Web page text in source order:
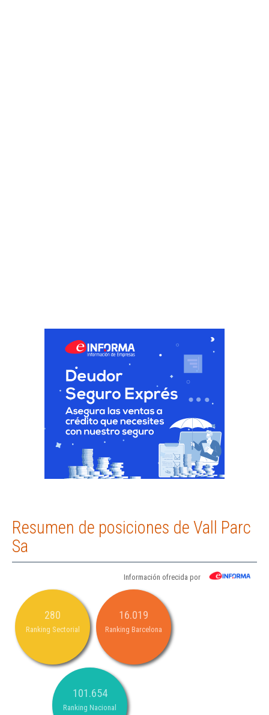
Resumen de posiciones de Vall Parc
Sa
Información ofrecida por
280
Ranking Sectorial
16.019
Ranking Barcelona
101.654
Ranking Nacional